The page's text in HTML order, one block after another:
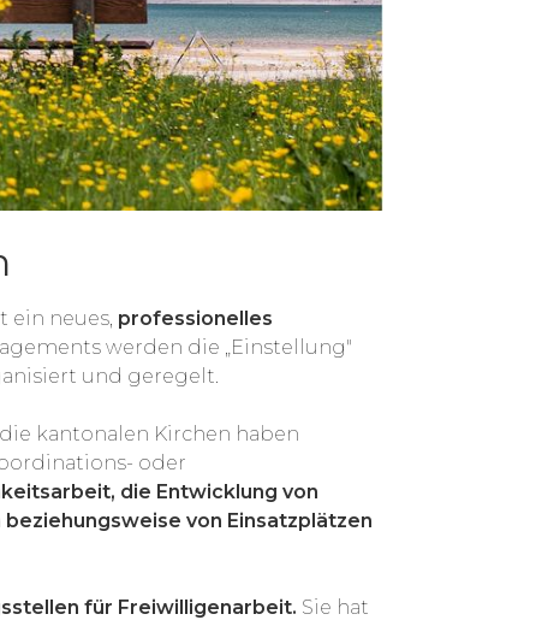
ein neues, professionelles
werden die „Einstellung"
und geregelt.
kantonalen Kirchen haben
oder
die Entwicklung von
von Einsatzplätzen
für Freiwilligenarbeit. Sie hat